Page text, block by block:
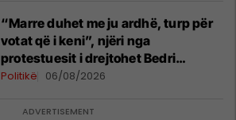
“Marre duhet me ju ardhë, turp për
votat që i keni”, njëri nga
protestuesit i drejtohet Bedri
Hamzës
Politikë 06/08/2026